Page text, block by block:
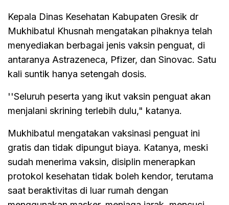
Kepala Dinas Kesehatan Kabupaten Gresik dr
Mukhibatul Khusnah mengatakan pihaknya telah
menyediakan berbagai jenis vaksin penguat, di
antaranya Astrazeneca, Pfizer, dan Sinovac. Satu
kali suntik hanya setengah dosis.
''Seluruh peserta yang ikut vaksin penguat akan
menjalani skrining terlebih dulu," katanya.
Mukhibatul mengatakan vaksinasi penguat ini
gratis dan tidak dipungut biaya. Katanya, meski
sudah menerima vaksin, disiplin menerapkan
protokol kesehatan tidak boleh kendor, terutama
saat beraktivitas di luar rumah dengan